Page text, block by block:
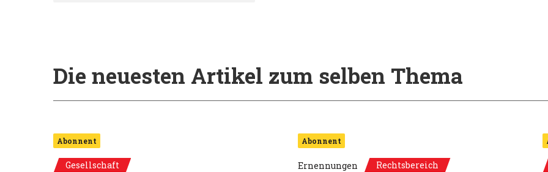
Die neuesten Artikel zum selben Thema
Abonnent
Gesellschaft
Abonnent
Ernennungen Rechtsbereich